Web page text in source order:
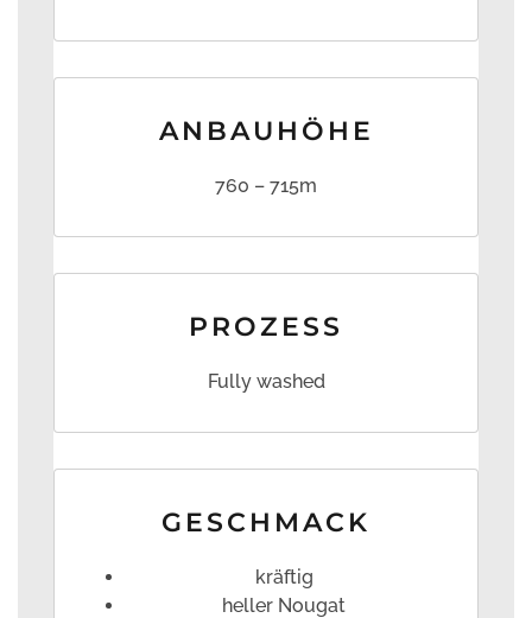
ANBAUHÖHE
760 – 715m
PROZESS
Fully washed
GESCHMACK
kräftig
heller Nougat